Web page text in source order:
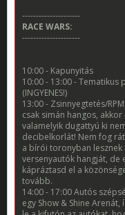
---------------------
RACE WARS:
---------------------
10:00 - Kapunyitás
10:00 - 13:00 - Tematikus
(INGYENES!)
13:00 - Zsinnyegtetés/
csak simán hangos,
valamelyik dugattyú ki
decibelkorlát! Nem fog
a bírói toronyban
versenyautók hangját, de
kápráztasd el a
tovább.
14:00 - 17:00 Autós
egy Show & Shine